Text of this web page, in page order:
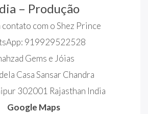
– Produção
contato com o Shez Prince
919929522528
Gems e Jóias
Casa Sansar Chandra
302001 Rajasthan India
Google Maps